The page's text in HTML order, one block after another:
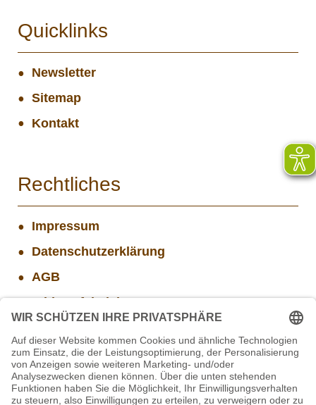
Quicklinks
Newsletter
Sitemap
Kontakt
Rechtliches
Impressum
Datenschutzerklärung
AGB
Widerrufsbelehrung
Aktuelle Stellenangebote